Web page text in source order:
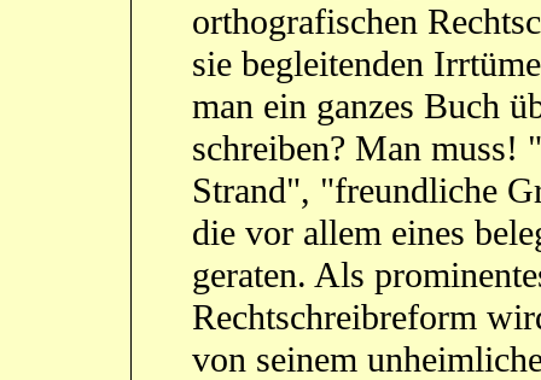
orthografischen
sie begleitenden
man ein ganzes Buch
schreiben? Man muss!
Strand", "freundliche
die vor allem eines
geraten. Als
Rechtschreibreform
von seinem